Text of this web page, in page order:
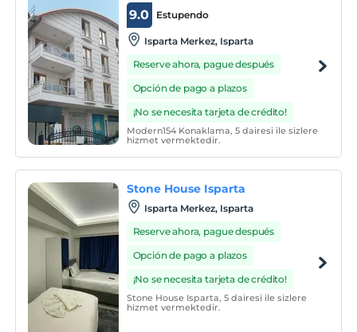
Estupendo
9.0
Isparta Merkez, Isparta
Reserve ahora, pague después
Opción de pago a plazos
¡No se necesita tarjeta de crédito!
Modern154 Konaklama, 5 dairesi ile sizlere
hizmet vermektedir.
Stone House Isparta
Isparta Merkez, Isparta
Reserve ahora, pague después
Opción de pago a plazos
¡No se necesita tarjeta de crédito!
Stone House Isparta, 5 dairesi ile sizlere
hizmet vermektedir.